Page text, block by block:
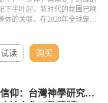
试读 购买